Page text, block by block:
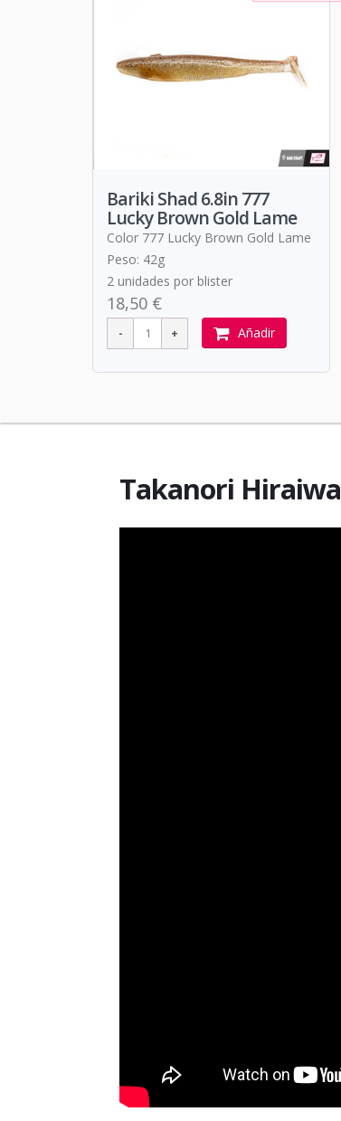
Bariki Shad 6.8in 777
Lucky Brown Gold Lame
Color 777 Lucky Brown Gold Lame
Peso: 42g
2 unidades por blister
18,50 €
Añadir
Takanori Hiraiwa